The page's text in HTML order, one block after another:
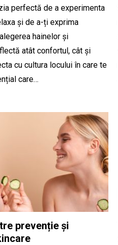
perfectă de a experimenta
și de a-ți exprima
hainelor și
atât confortul, cât și
cu cultura locului în care te
care…
prevenție și